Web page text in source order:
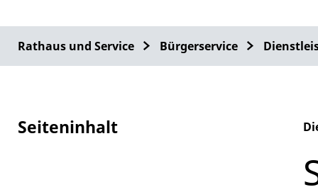
Rathaus und Service Bürgerservice
Seiteninhalt